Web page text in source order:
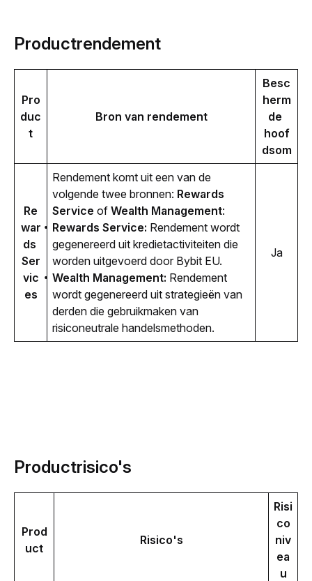
Productrendement
Pro
duc
t
Bron van rendement
Besc
herm
de
hoof
dsom
Re
war
ds
Ser
vic
es
Rendement komt uit een van de
volgende twee bronnen: Rewards
Service of Wealth Management:
Rewards Service: Rendement wordt
gegenereerd uit kredietactiviteiten die
worden uitgevoerd door Bybit EU.
Wealth Management: Rendement
wordt gegenereerd uit strategieën van
derden die gebruikmaken van
risiconeutrale handelsmethoden.
Ja
Productrisico's
Prod
uct
Risico's
Risi
co
niv
ea
u